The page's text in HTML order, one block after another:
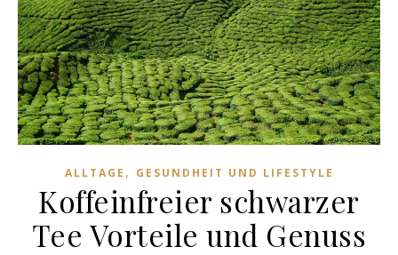
ALLTAGE , GESUNDHEIT UND LIFESTYLE
Koffeinfreier schwarzer
Tee Vorteile und Genuss